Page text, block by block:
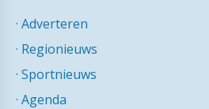
· Adverteren
· Regionieuws
· Sportnieuws
· Agenda